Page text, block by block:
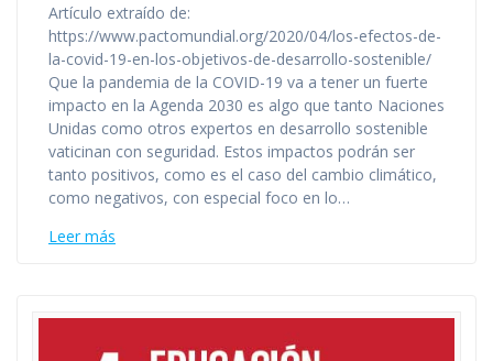
Artículo extraído de:
https://www.pactomundial.org/2020/04/los-efectos-de-
la-covid-19-en-los-objetivos-de-desarrollo-sostenible/
Que la pandemia de la COVID-19 va a tener un fuerte
impacto en la Agenda 2030 es algo que tanto Naciones
Unidas como otros expertos en desarrollo sostenible
vaticinan con seguridad. Estos impactos podrán ser
tanto positivos, como es el caso del cambio climático,
como negativos, con especial foco en lo…
Leer más